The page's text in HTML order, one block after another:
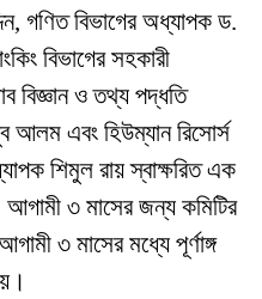
গণিত বিভাগের অধ্যাপক ড.
বিভাগের সহকারী
বিজ্ঞান ও তথ্য পদ্ধতি
আলম এবং হিউম্যান রিসোর্স
শিমুল রায় স্বাক্ষরিত এক
৩ মাসের জন্য কমিটির
৩ মাসের মধ্যে পূর্ণাঙ্গ